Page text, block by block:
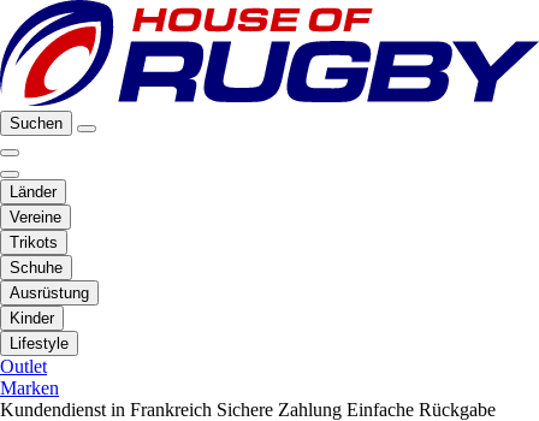
Suchen
Länder
Vereine
Trikots
Schuhe
Ausrüstung
Kinder
Lifestyle
Outlet
Marken
Kundendienst in Frankreich Sichere Zahlung Einfache Rückgabe